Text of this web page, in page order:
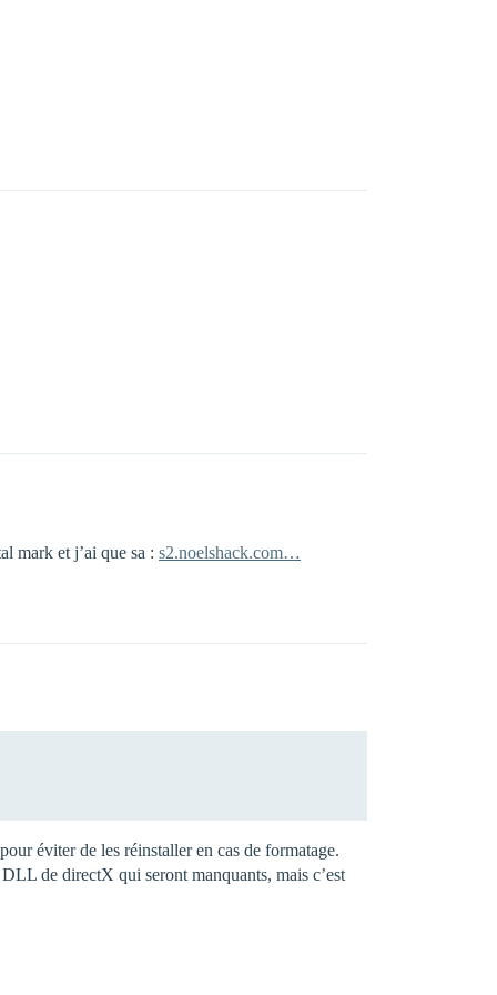
mark et j’ai que sa : s2.noelshack.com…
éviter de les réinstaller en cas de formatage.
de directX qui seront manquants, mais c’est